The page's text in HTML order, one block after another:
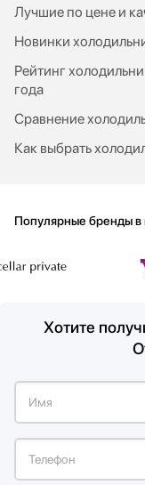
Лучшие по цене и
Новинки
Рейтинг
года
Сравнение
Как выбрать
Популярные бренды в
Хотите
Имя
Телефон